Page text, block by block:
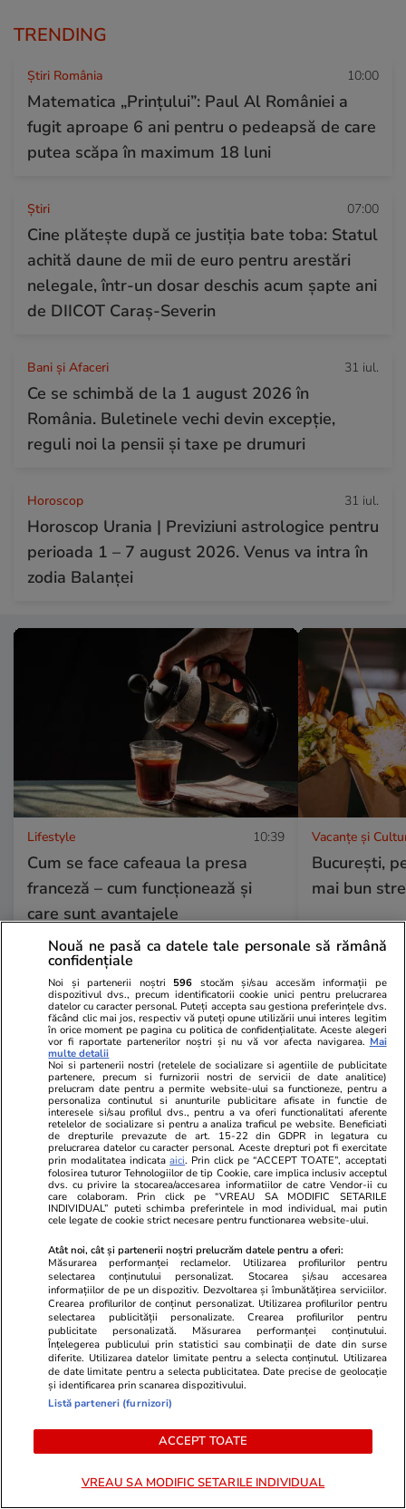
TRENDING
Știri România 10:00
Matematica „Prințului”: Paul Al României a
fugit aproape 6 ani pentru o pedeapsă de care
putea scăpa în maximum 18 luni
Ştiri 07:00
Cine plătește după ce justiția bate toba: Statul
achită daune de mii de euro pentru arestări
nelegale, într-un dosar deschis acum șapte ani
de DIICOT Caraș-Severin
Bani și Afaceri 31 iul.
Ce se schimbă de la 1 august 2026 în
România. Buletinele vechi devin excepție,
reguli noi la pensii și taxe pe drumuri
Horoscop 31 iul.
Horoscop Urania | Previziuni astrologice pentru
perioada 1 – 7 august 2026. Venus va intra în
zodia Balanței
Lifestyle 10:39
Cum se face cafeaua la presa
franceză – cum funcționează și
care sunt avantajele
Vacanțe și
București,
mai bun
Lifestyle 30 iul.
Ce vase de gătit îți trebuie dacă
te muți singur – ustensile pe
care trebuie să le ai în bucătărie
Lifestyle 31 iul.
Ulei de perilla – ce este și ce
beneficii are
Lifestyle
Cum poate fi consumat
Nouă ne pasă ca datele tale personale să rămână
confidențiale
Noi și partenerii noștri 596 stocăm și/sau accesăm informații pe
dispozitivul dvs., precum identificatorii cookie unici pentru prelucrarea
datelor cu caracter personal. Puteți accepta sau gestiona preferințele dvs.
făcând clic mai jos, respectiv vă puteți opune utilizării unui interes legitim
în orice moment pe pagina cu politica de confidențialitate. Aceste alegeri
vor fi raportate partenerilor noștri și nu vă vor afecta navigarea. Mai
multe detalii
Noi si partenerii nostri (retelele de socializare si agentiile de publicitate
partenere, precum si furnizorii nostri de servicii de date analitice)
prelucram date pentru a permite website-ului sa functioneze, pentru a
personaliza continutul si anunturile publicitare afisate in functie de
interesele si/sau profilul dvs., pentru a va oferi functionalitati aferente
retelelor de socializare si pentru a analiza traficul pe website. Beneficiati
de drepturile prevazute de art. 15-22 din GDPR in legatura cu
prelucrarea datelor cu caracter personal. Aceste drepturi pot fi exercitate
prin modalitatea indicataaici. Prin click pe “ACCEPT TOATE”, acceptati
folosirea tuturor Tehnologiilor de tip Cookie, care implica inclusiv acceptul
dvs. cu privire la stocarea/accesarea informatiilor de catre Vendor-ii cu
care colaboram. Prin click pe “VREAU SA MODIFIC SETARILE
INDIVIDUAL” puteti schimba preferintele in mod individual, mai putin
cele legate de cookie strict necesare pentru functionarea website-ului.
Atât noi, cât și partenerii noștri prelucrăm datele pentru a oferi:
Măsurarea performanței reclamelor. Utilizarea profilurilor pentru
selectarea conținutului personalizat. Stocarea și/sau accesarea
informațiilor de pe un dispozitiv. Dezvoltarea și îmbunătățirea serviciilor.
Crearea profilurilor de conținut personalizat. Utilizarea profilurilor pentru
selectarea publicității personalizate. Crearea profilurilor pentru
publicitate personalizată. Măsurarea performanței conținutului.
Înțelegerea publicului prin statistici sau combinații de date din surse
diferite. Utilizarea datelor limitate pentru a selecta conținutul. Utilizarea
de date limitate pentru a selecta publicitatea. Date precise de geolocație
și identificarea prin scanarea dispozitivului.
Listă parteneri (furnizori)
ACCEPT TOATE
VREAU SA MODIFIC SETARILE INDIVIDUAL